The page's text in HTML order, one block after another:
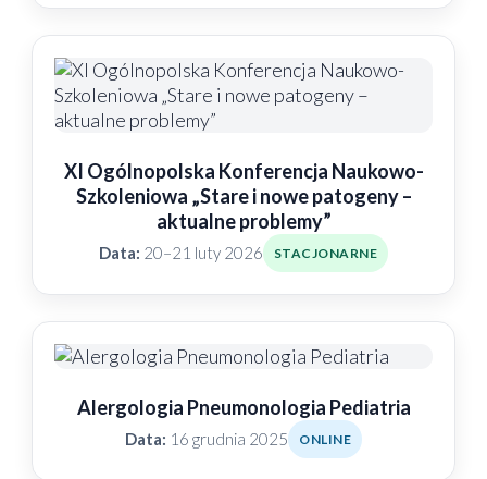
XI Ogólnopolska Konferencja Naukowo-
Szkoleniowa „Stare i nowe patogeny –
aktualne problemy”
Data: 20–21 luty 2026 STACJONARNE
Alergologia Pneumonologia Pediatria
Data: 16 grudnia 2025 ONLINE